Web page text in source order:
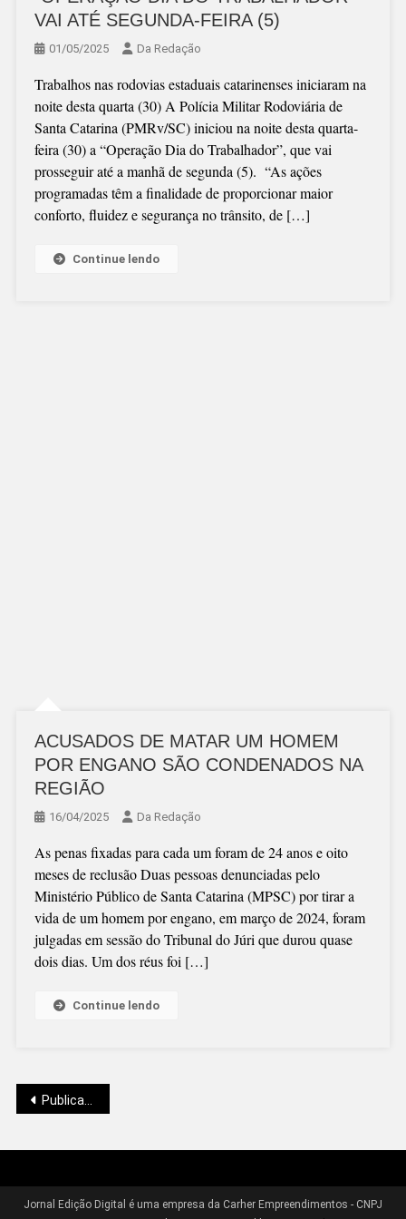
VAI ATÉ SEGUNDA-FEIRA (5)
01/05/2025 Da Redação
Trabalhos nas rodovias estaduais catarinenses iniciaram na
noite desta quarta (30) A Polícia Militar Rodoviária de
Santa Catarina (PMRv/SC) iniciou na noite desta quarta-
feira (30) a “Operação Dia do Trabalhador”, que vai
prosseguir até a manhã de segunda (5). “As ações
programadas têm a finalidade de proporcionar maior
conforto, fluidez e segurança no trânsito, de […]
Continue lendo
ACUSADOS DE MATAR UM HOMEM
POR ENGANO SÃO CONDENADOS NA
REGIÃO
16/04/2025 Da Redação
As penas fixadas para cada um foram de 24 anos e oito
meses de reclusão Duas pessoas denunciadas pelo
Ministério Público de Santa Catarina (MPSC) por tirar a
vida de um homem por engano, em março de 2024, foram
julgadas em sessão do Tribunal do Júri que durou quase
dois dias. Um dos réus foi […]
Continue lendo
Navegação
por
Publicações mais antigas
Jornal Edição Digital é uma empresa da Carher Empreendimentos - CNPJ